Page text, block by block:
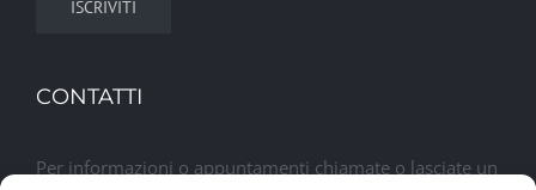
CONTATTI
Per informazioni o appuntamenti chiamate o lasciate un